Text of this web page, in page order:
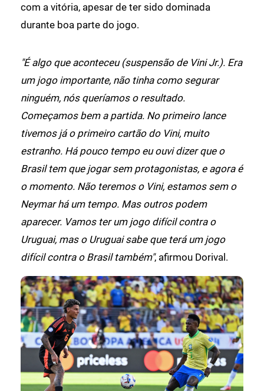
com a vitória, apesar de ter sido dominada
durante boa parte do jogo.
"É algo que aconteceu (suspensão de Vini Jr.). Era
um jogo importante, não tinha como segurar
ninguém, nós queríamos o resultado.
Começamos bem a partida. No primeiro lance
tivemos já o primeiro cartão do Vini, muito
estranho. Há pouco tempo eu ouvi dizer que o
Brasil tem que jogar sem protagonistas, e agora é
o momento. Não teremos o Vini, estamos sem o
Neymar há um tempo. Mas outros podem
aparecer. Vamos ter um jogo difícil contra o
Uruguai, mas o Uruguai sabe que terá um jogo
difícil contra o Brasil também", afirmou Dorival.